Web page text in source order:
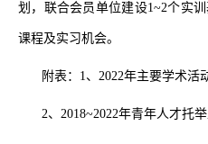
划，联合会员单位建设1~2个实
课程及实习机会。
附表： 1、 2022年主要学术活
2、 2018~2022年青年人才托